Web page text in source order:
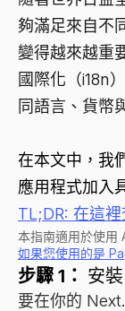
夠滿足來自不
變得越來越重
國際化（i18n
同語言、貨幣
在本文中，我
應用程式加入
TL;DR: 在這裡
本指南適用於使用
如果您使用的是
步驟 1： 安
要在你的